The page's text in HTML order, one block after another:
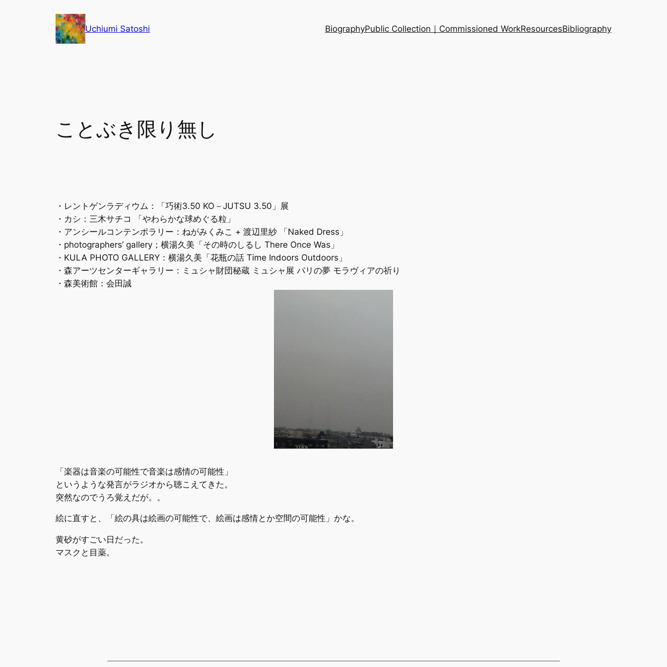
Uchiumi Satoshi BiographyPublic Collection｜Commissioned WorkResourcesBibliography
ことぶき限り無し
・レントゲンラディウム：「巧術3.50 KO－JUTSU 3.50」展
・カシ：三木サチコ 「やわらかな球めぐる粒」
・アンシールコンテンポラリー：ねがみくみこ + 渡辺里紗 「Naked Dress」
・photographers’ gallery；横湯久美「その時のしるし There Once Was」
・KULA PHOTO GALLERY：横湯久美「花瓶の話 Time Indoors Outdoors」
・森アーツセンターギャラリー：ミュシャ財団秘蔵 ミュシャ展 パリの夢 モラヴィアの祈り
・森美術館：会田誠
「楽器は音楽の可能性で音楽は感情の可能性」
というような発言がラジオから聴こえてきた。
突然なのでうろ覚えだが。。
絵に直すと、「絵の具は絵画の可能性で、絵画は感情とか空間の可能性」かな。
黄砂がすごい日だった。
マスクと目薬。